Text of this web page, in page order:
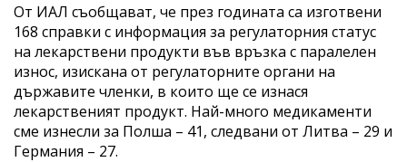
От ИАЛ съобщават, че през годината са изготвени
168 справки с информация за регулаторния статус
на лекарствени продукти във връзка с паралелен
износ, изискана от регулаторните органи на
държавите членки, в които ще се изнася
лекарственият продукт. Най-много медикаменти
сме изнесли за Полша – 41, следвани от Литва – 29 и
Германия – 27.